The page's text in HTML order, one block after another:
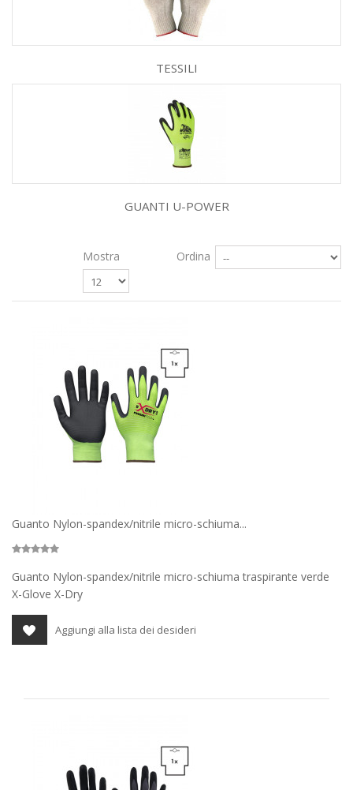
TESSILI
GUANTI U-POWER
Ordina
Mostra
Guanto Nylon-spandex/nitrile micro-schiuma...
Guanto Nylon-spandex/nitrile micro-schiuma traspirante verde
X-Glove X-Dry
Aggiungi alla lista dei desideri